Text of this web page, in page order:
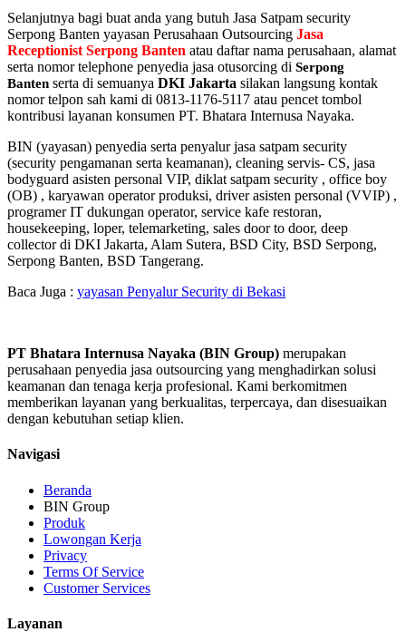
Selanjutnya bagi buat anda yang butuh Jasa Satpam security
Serpong Banten yayasan Perusahaan Outsourcing Jasa
Receptionist Serpong Banten atau daftar nama perusahaan, alamat
serta nomor telephone penyedia jasa otusorcing di Serpong
Banten serta di semuanya DKI Jakarta silakan langsung kontak
nomor telpon sah kami di 0813-1176-5117 atau pencet tombol
kontribusi layanan konsumen PT. Bhatara Internusa Nayaka.
BIN (yayasan) penyedia serta penyalur jasa satpam security
(security pengamanan serta keamanan), cleaning servis- CS, jasa
bodyguard asisten personal VIP, diklat satpam security , office boy
(OB) , karyawan operator produksi, driver asisten personal (VVIP) ,
programer IT dukungan operator, service kafe restoran,
housekeeping, loper, telemarketing, sales door to door, deep
collector di DKI Jakarta, Alam Sutera, BSD City, BSD Serpong,
Serpong Banten, BSD Tangerang.
Baca Juga : yayasan Penyalur Security di Bekasi
PT Bhatara Internusa Nayaka (BIN Group) merupakan
perusahaan penyedia jasa outsourcing yang menghadirkan solusi
keamanan dan tenaga kerja profesional. Kami berkomitmen
memberikan layanan yang berkualitas, terpercaya, dan disesuaikan
dengan kebutuhan setiap klien.
Navigasi
Beranda
BIN Group
Produk
Lowongan Kerja
Privacy
Terms Of Service
Customer Services
Layanan